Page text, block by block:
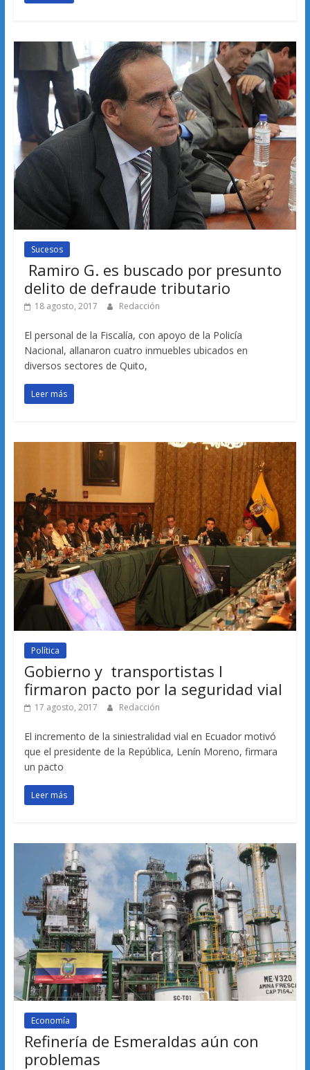
Sucesos
Ramiro G. es buscado por presunto
delito de defraude tributario
18 agosto, 2017 Redacción
El personal de la Fiscalía, con apoyo de la Policía
Nacional, allanaron cuatro inmuebles ubicados en
diversos sectores de Quito,
Leer más
Política
Gobierno y transportistas l
firmaron pacto por la seguridad vial
17 agosto, 2017 Redacción
El incremento de la siniestralidad vial en Ecuador motivó
que el presidente de la República, Lenín Moreno, firmara
un pacto
Leer más
Economía
Refinería de Esmeraldas aún con
problemas